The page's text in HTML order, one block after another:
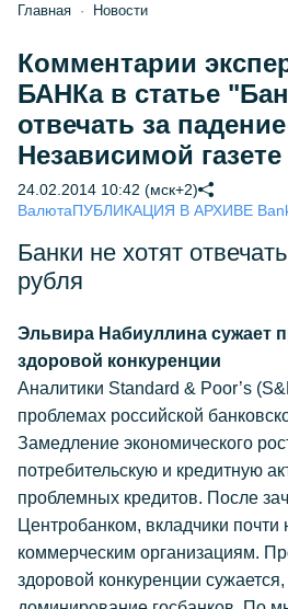
Главная Новости
Комментарии
БАНКа в статье
отвечать за
Независимой газете
24.02.2014 10:42 (мск+2)
ВалютаПУБЛИКАЦИЯ В АРХИВЕ
Банки не хотят
рубля
Эльвира Набиуллина сужает
здоровой конкуренции
Аналитики Standard & Poor’s
проблемах российской
Замедление экономического
потребительскую и кредитную
проблемных кредитов. После
Центробанком, вкладчики
коммерческим организациям.
здоровой конкуренции сужается,